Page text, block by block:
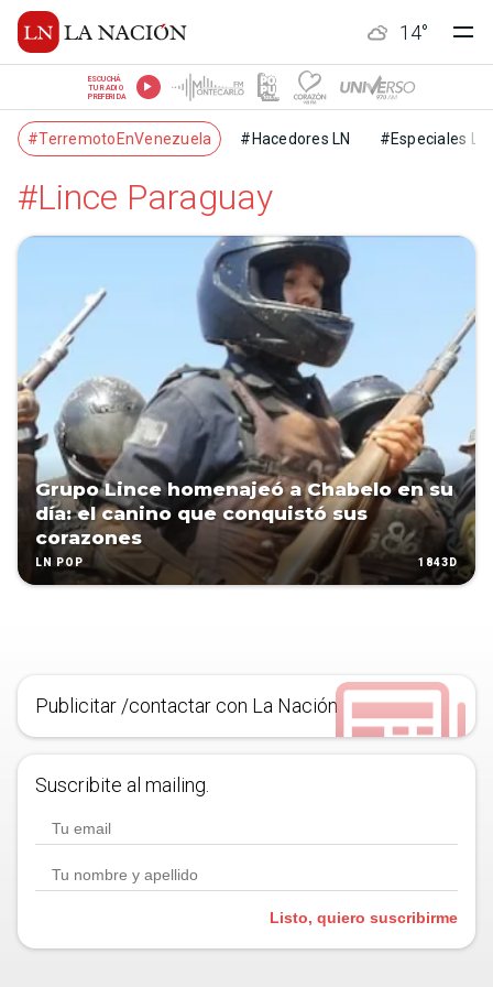
14°
ESCUCHÁ
TU RADIO
PREFERIDA
#TerremotoEnVenezuela #Hacedores LN #Especiales LN
#Lince Paraguay
Grupo Lince homenajeó a Chabelo en su
día: el canino que conquistó sus
corazones
LN POP 1843D
Publicitar /contactar con La Nación
Suscribite al mailing.
Listo, quiero suscribirme